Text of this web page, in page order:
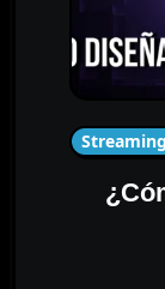
Streaming